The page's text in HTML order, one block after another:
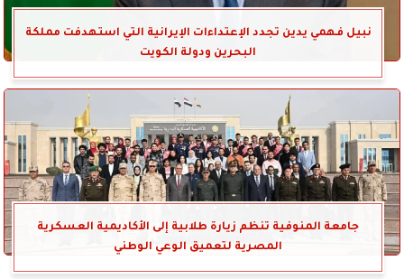
نبيل فهمي يدين تجدد الإعتداءات الإيرانية التي استهدفت مملكة
البحرين ودولة الكويت
جامعة المنوفية تنظم زيارة طلابية إلى الأكاديمية العسكرية
المصرية لتعميق الوعي الوطني